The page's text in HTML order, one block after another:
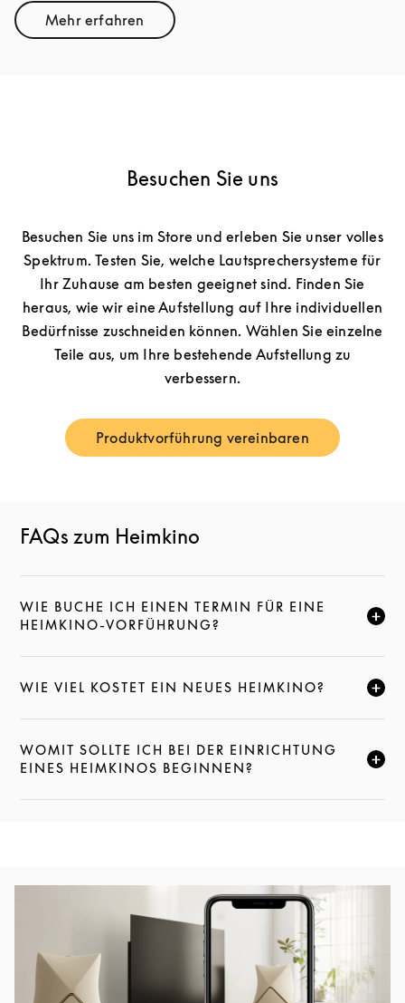
Mehr erfahrenLink Opens in New Tab
Besuchen Sie uns
Besuchen Sie uns im Store und erleben Sie unser volles
Spektrum. Testen Sie, welche Lautsprechersysteme für
Ihr Zuhause am besten geeignet sind. Finden Sie
heraus, wie wir eine Aufstellung auf Ihre individuellen
Bedürfnisse zuschneiden können. Wählen Sie einzelne
Teile aus, um Ihre bestehende Aufstellung zu
verbessern.
Produktvorführung vereinbaren
Link Opens in New Tab
FAQs zum Heimkino
WIE BUCHE ICH EINEN TERMIN FÜR EINE
HEIMKINO-VORFÜHRUNG?
KLICKE HIER, UM DIESE BESCHREIBUNG ZU
WIE VIEL KOSTET EIN NEUES HEIMKINO?
KLICKE HIER, UM DIESE BESCHREIBUNG ZU
WOMIT SOLLTE ICH BEI DER EINRICHTUNG
EINES HEIMKINOS BEGINNEN?
KLICKE HIER, UM DIESE BESCHREIBUNG ZU